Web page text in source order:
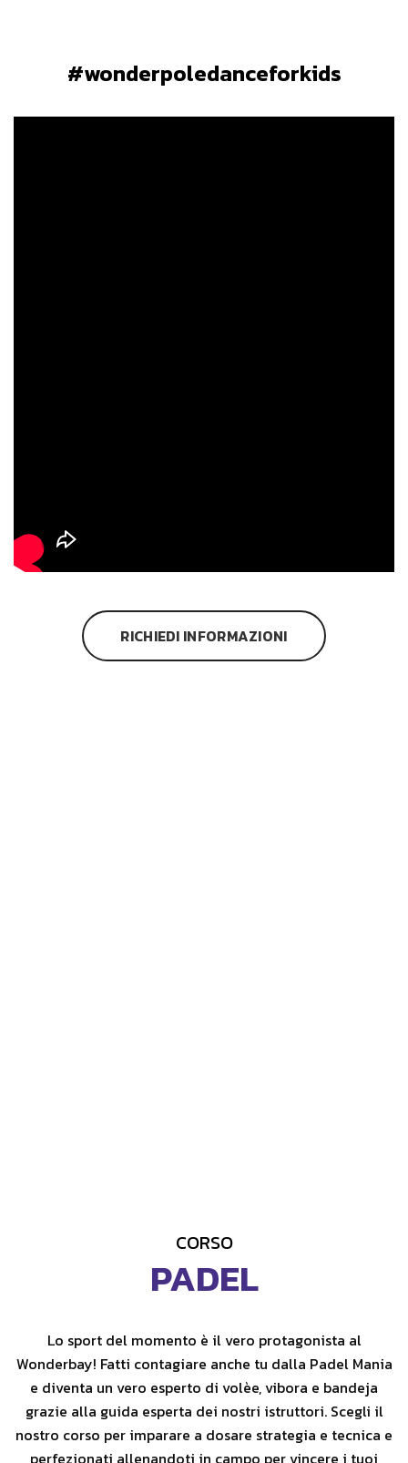
#wonderpoledanceforkids
RICHIEDI INFORMAZIONI
CORSO
PADEL
Lo sport del momento è il vero protagonista al
Wonderbay! Fatti contagiare anche tu dalla Padel Mania
e diventa un vero esperto di volèe, vibora e bandeja
grazie alla guida esperta dei nostri istruttori. Scegli il
nostro corso per imparare a dosare strategia e tecnica e
perfezionati allenandoti in campo per vincere i tuoi